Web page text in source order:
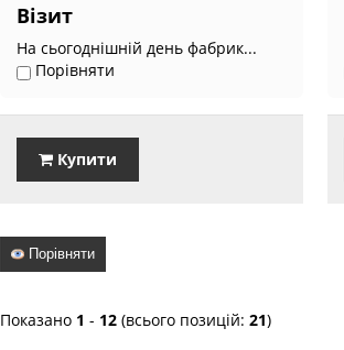
Візит
На сьогоднішній день фабрик...
Порівняти
Купити
Порівняти
Показано 1 - 12 (всього позицій:21)